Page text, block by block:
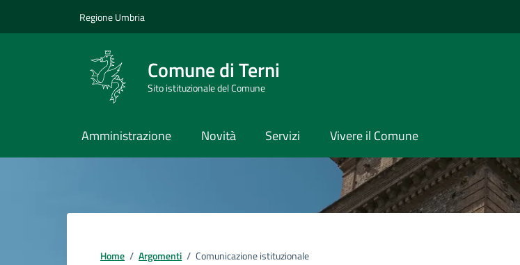
Regione Umbria
Comune di Terni
Sito istituzionale del Comune
Amministrazione Novità Servizi Vivere il Comune
Home / Argomenti / Comunicazione istituzionale